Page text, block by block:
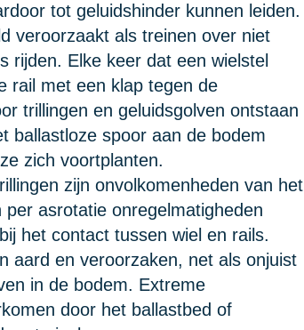
tot geluidshinder kunnen leiden.
veroorzaakt als treinen over niet
rijden. Elke keer dat een wielstel
rail met een klap tegen de
trillingen en geluidsgolven ontstaan
ballastloze spoor aan de bodem
zich voortplanten.
zijn onvolkomenheden van het
asrotatie onregelmatigheden
het contact tussen wiel en rails.
aard en veroorzaken, net als onjuist
in de bodem. Extreme
door het ballastbed of